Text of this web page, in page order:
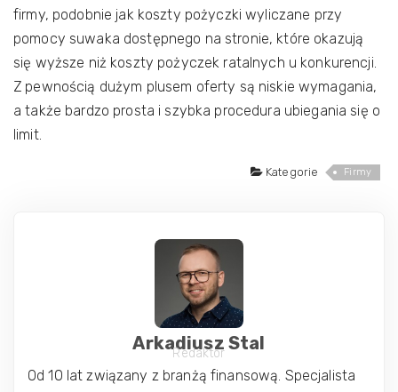
firmy, podobnie jak koszty pożyczki wyliczane przy
pomocy suwaka dostępnego na stronie, które okazują
się wyższe niż koszty pożyczek ratalnych u konkurencji.
Z pewnością dużym plusem oferty są niskie wymagania,
a także bardzo prosta i szybka procedura ubiegania się o
limit.
Kategorie Firmy
Arkadiusz Stal
Redaktor
Od 10 lat związany z branżą finansową. Specjalista